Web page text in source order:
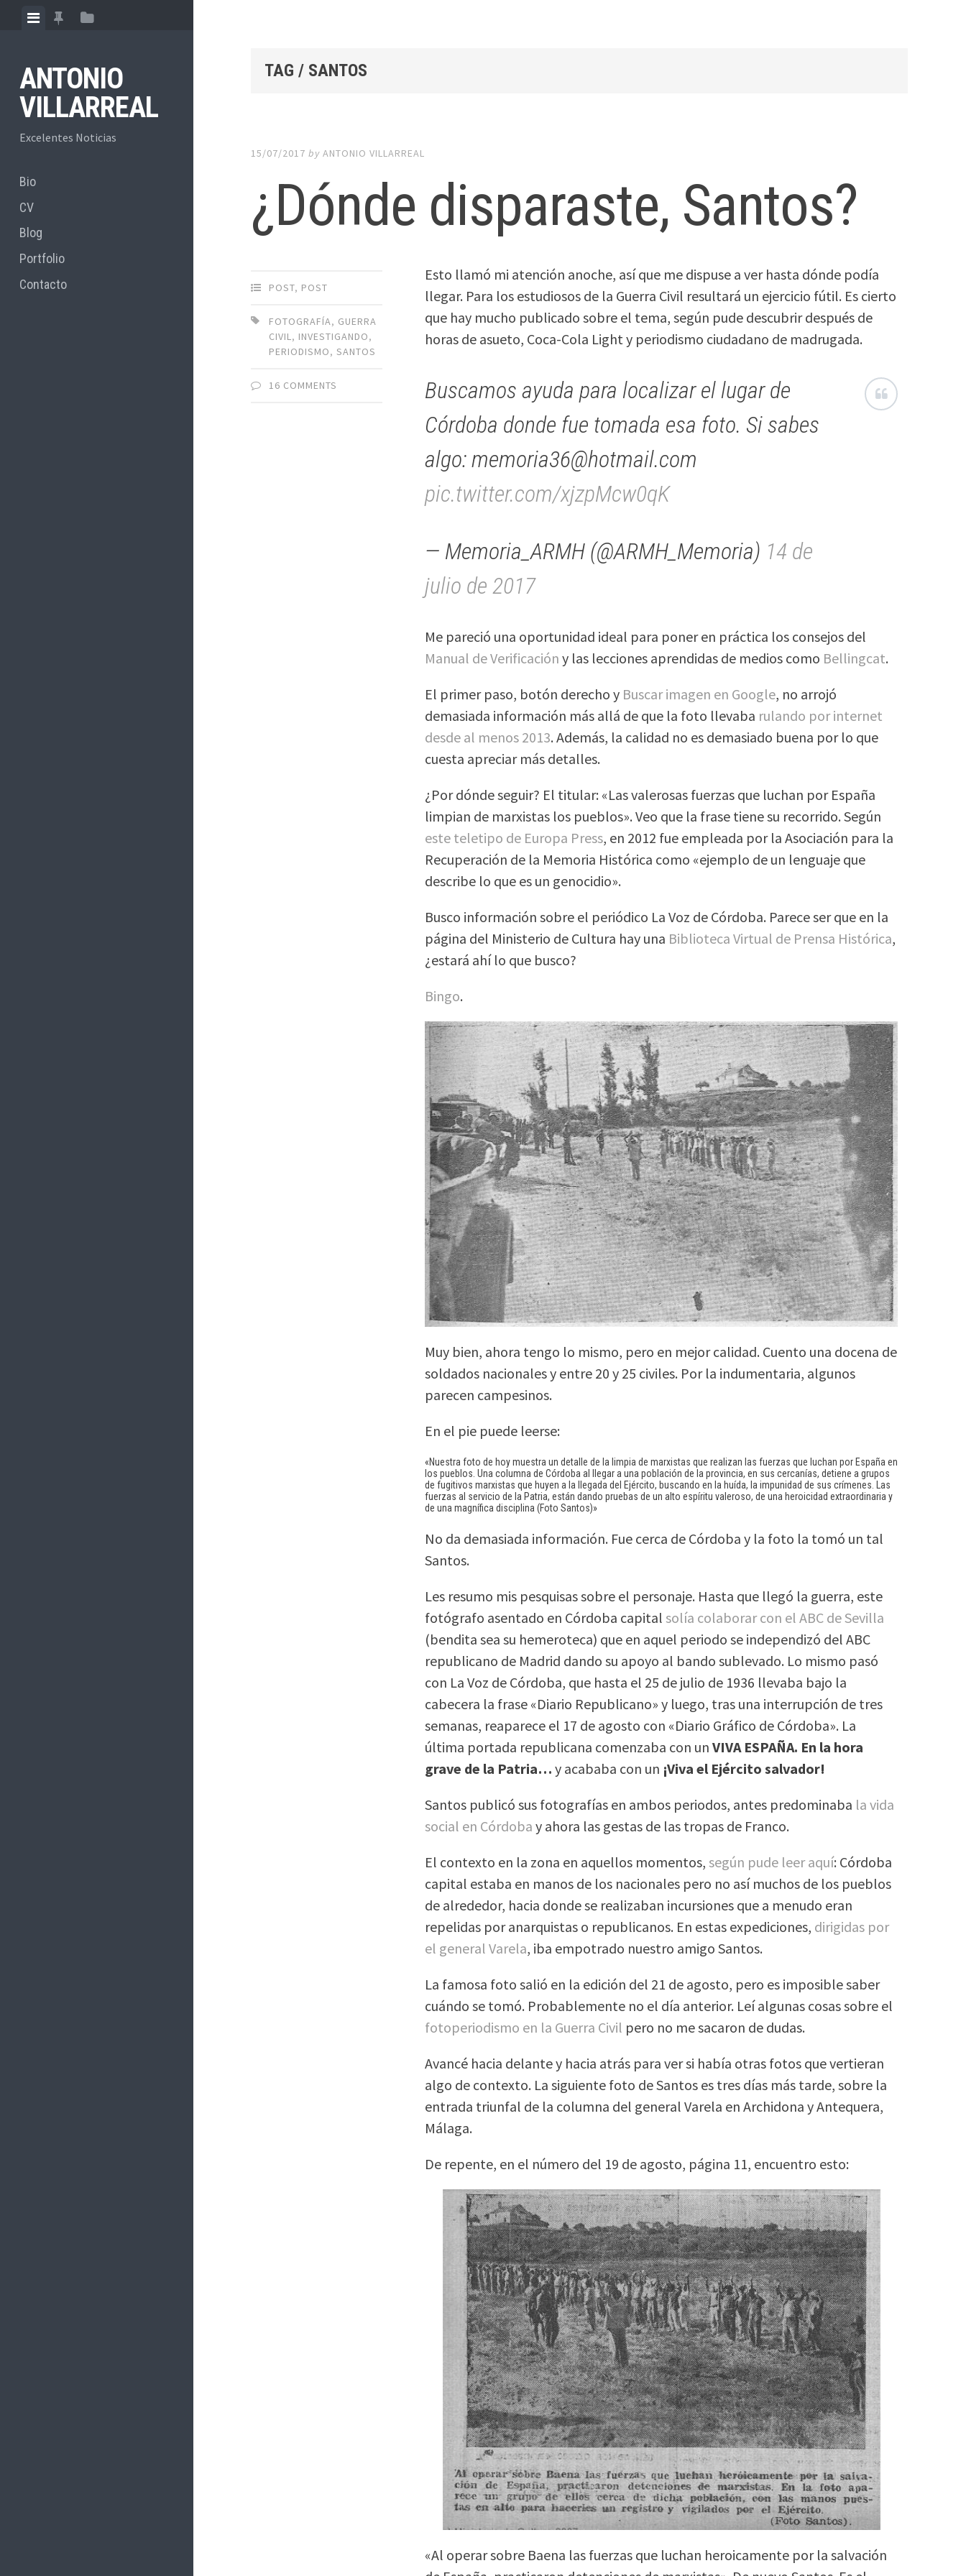
ViewView View
ANTONIO
VILLARREAL
Excelentes Noticias
Bio
CV
Blog
Portfolio
Contacto
TAG / SANTOS
15/07/2017 byANTONIO VILLARREAL
¿Dónde disparaste, Santos?
POST, POST
FOTOGRAFÍA, GUERRA
CIVIL, INVESTIGANDO,
PERIODISMO,SANTOS
16 COMMENTS
Esto llamó mi atención anoche, así que me dispuse a ver hasta dónde podía
llegar. Para los estudiosos de la Guerra Civil resultará un ejercicio fútil. Es cierto
que hay mucho publicado sobre el tema, según pude descubrir después de
horas de asueto, Coca-Cola Light y periodismo ciudadano de madrugada.
Buscamos ayuda para localizar el lugar de
Córdoba donde fue tomada esa foto. Si sabes
algo: memoria36@hotmail.com
pic.twitter.com/xjzpMcw0qK
— Memoria_ARMH (@ARMH_Memoria) 14 de
julio de 2017
Me pareció una oportunidad ideal para poner en práctica los consejos del
Manual de Verificación y las lecciones aprendidas de medios como Bellingcat.
El primer paso, botón derecho y Buscar imagen en Google, no arrojó
demasiada información más allá de que la foto llevaba rulando por internet
desde al menos 2013. Además, la calidad no es demasiado buena por lo que
cuesta apreciar más detalles.
¿Por dónde seguir? El titular: «Las valerosas fuerzas que luchan por España
limpian de marxistas los pueblos». Veo que la frase tiene su recorrido. Según
este teletipo de Europa Press, en 2012 fue empleada por la Asociación para la
Recuperación de la Memoria Histórica como «ejemplo de un lenguaje que
describe lo que es un genocidio».
Busco información sobre el periódico La Voz de Córdoba. Parece ser que en la
página del Ministerio de Cultura hay una Biblioteca Virtual de Prensa Histórica,
¿estará ahí lo que busco?
Bingo.
Muy bien, ahora tengo lo mismo, pero en mejor calidad. Cuento una docena de
soldados nacionales y entre 20 y 25 civiles. Por la indumentaria, algunos
parecen campesinos.
En el pie puede leerse:
«Nuestra foto de hoy muestra un detalle de la limpia de marxistas que realizan las fuerzas que luchan por España en
los pueblos. Una columna de Córdoba al llegar a una población de la provincia, en sus cercanías, detiene a grupos
de fugitivos marxistas que huyen a la llegada del Ejército, buscando en la huída, la impunidad de sus crímenes. Las
fuerzas al servicio de la Patria, están dando pruebas de un alto espíritu valeroso, de una heroicidad extraordinaria y
de una magnífica disciplina (Foto Santos)»
No da demasiada información. Fue cerca de Córdoba y la foto la tomó un tal
Santos.
Les resumo mis pesquisas sobre el personaje. Hasta que llegó la guerra, este
fotógrafo asentado en Córdoba capitalsolía colaborar con el ABC de Sevilla
(bendita sea su hemeroteca) que en aquel periodo se independizó del ABC
republicano de Madrid dando su apoyo al bando sublevado. Lo mismo pasó
con La Voz de Córdoba, que hasta el 25 de julio de 1936 llevaba bajo la
cabecera la frase «Diario Republicano» y luego, tras una interrupción de tres
semanas, reaparece el 17 de agosto con «Diario Gráfico de Córdoba». La
última portada republicana comenzaba con unVIVA ESPAÑA. En la hora
grave de la Patria… y acababa con un ¡Viva el Ejército salvador!
Santos publicó sus fotografías en ambos periodos, antes predominaba la vida
social en Córdoba y ahora las gestas de las tropas de Franco.
El contexto en la zona en aquellos momentos,según pude leer aquí: Córdoba
capital estaba en manos de los nacionales pero no así muchos de los pueblos
de alrededor, hacia donde se realizaban incursiones que a menudo eran
repelidas por anarquistas o republicanos. En estas expediciones, dirigidas por
el general Varela, iba empotrado nuestro amigo Santos.
La famosa foto salió en la edición del 21 de agosto, pero es imposible saber
cuándo se tomó. Probablemente no el día anterior. Leí algunas cosas sobre el
fotoperiodismo en la Guerra Civil pero no me sacaron de dudas.
Avancé hacia delante y hacia atrás para ver si había otras fotos que vertieran
algo de contexto. La siguiente foto de Santos es tres días más tarde, sobre la
entrada triunfal de la columna del general Varela en Archidona y Antequera,
Málaga.
De repente, en el número del 19 de agosto, página 11, encuentro esto:
«Al operar sobre Baena las fuerzas que luchan heroicamente por la salvación